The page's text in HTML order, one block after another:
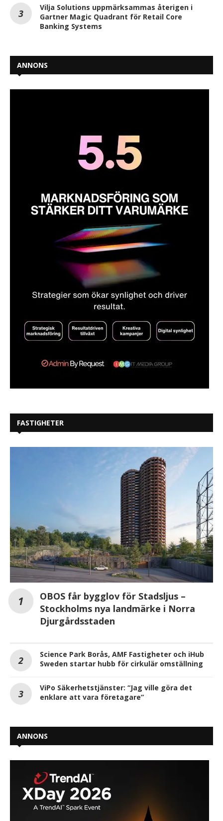
Vilja Solutions uppmärksammas återigen i
Gartner Magic Quadrant för Retail Core
Banking Systems
ANNONS
FASTIGHETER
OBOS får bygglov för Stadsljus –
Stockholms nya landmärke i Norra
Djurgårdsstaden
Science Park Borås, AMF Fastigheter och iHub
Sweden startar hubb för cirkulär omställning
ViPo Säkerhetstjänster: “Jag ville göra det
enklare att vara företagare”
ANNONS